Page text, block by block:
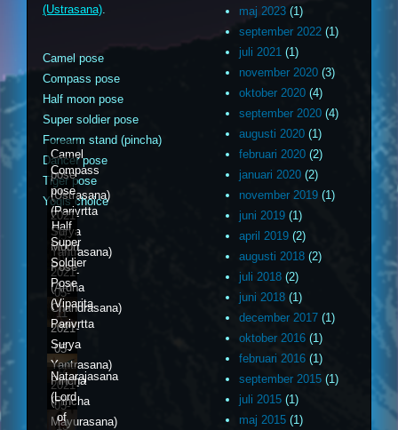
(Ustrasana).
Camel pose
Compass pose
Half moon pose
Super soldier pose
Forearm stand (pincha)
Dancer pose
Tiger pose
Yogis choice
Camel
pose
(Ustrasana)
2021-
05-
10
Compass
pose
(Parivrtta
Surya
Yantrasana)
2021-
05-
11
Half
Moon
Pose
(Ardha
Chandrasana)
2021-
05-
12
Super
Soldier
Pose
(Viparita
Parivrtta
Surya
Yantrasana)
2021-
05-
13
Pincha
(Pincha
Mayurasana)
Natarajasana
(Lord
of
maj 2023 (1)
september 2022 (1)
juli 2021 (1)
november 2020 (3)
oktober 2020 (4)
september 2020 (4)
augusti 2020 (1)
februari 2020 (2)
januari 2020 (2)
november 2019 (1)
juni 2019 (1)
april 2019 (2)
augusti 2018 (2)
juli 2018 (2)
juni 2018 (1)
december 2017 (1)
oktober 2016 (1)
februari 2016 (1)
september 2015 (1)
juli 2015 (1)
maj 2015 (1)